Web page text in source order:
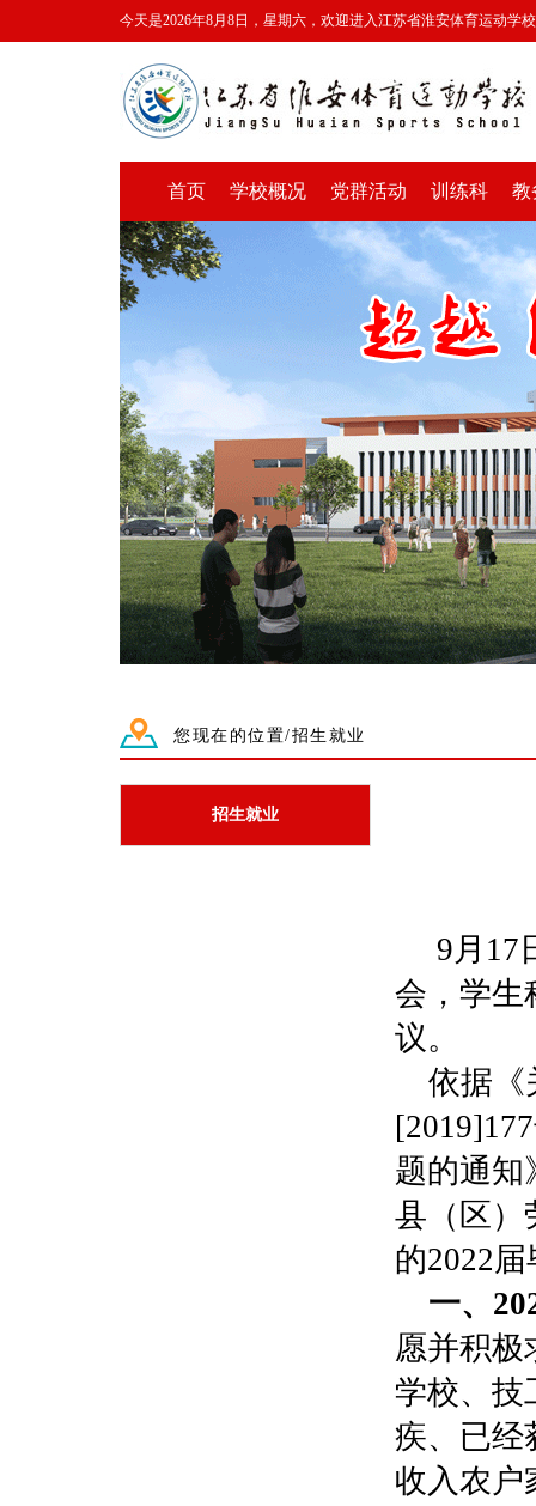
今天是2026年8月8日，星期六，欢迎进入江苏省淮安体育运动学
首页 学校概况 党群活动 训练科 教
您现在的位置/招生就业
招生就业
9月 17
会，学生
议。
依据《
[2019]177
题的通知
县（区）
的2022
一、
愿并积极
学校、技
疾、已经
收入农户